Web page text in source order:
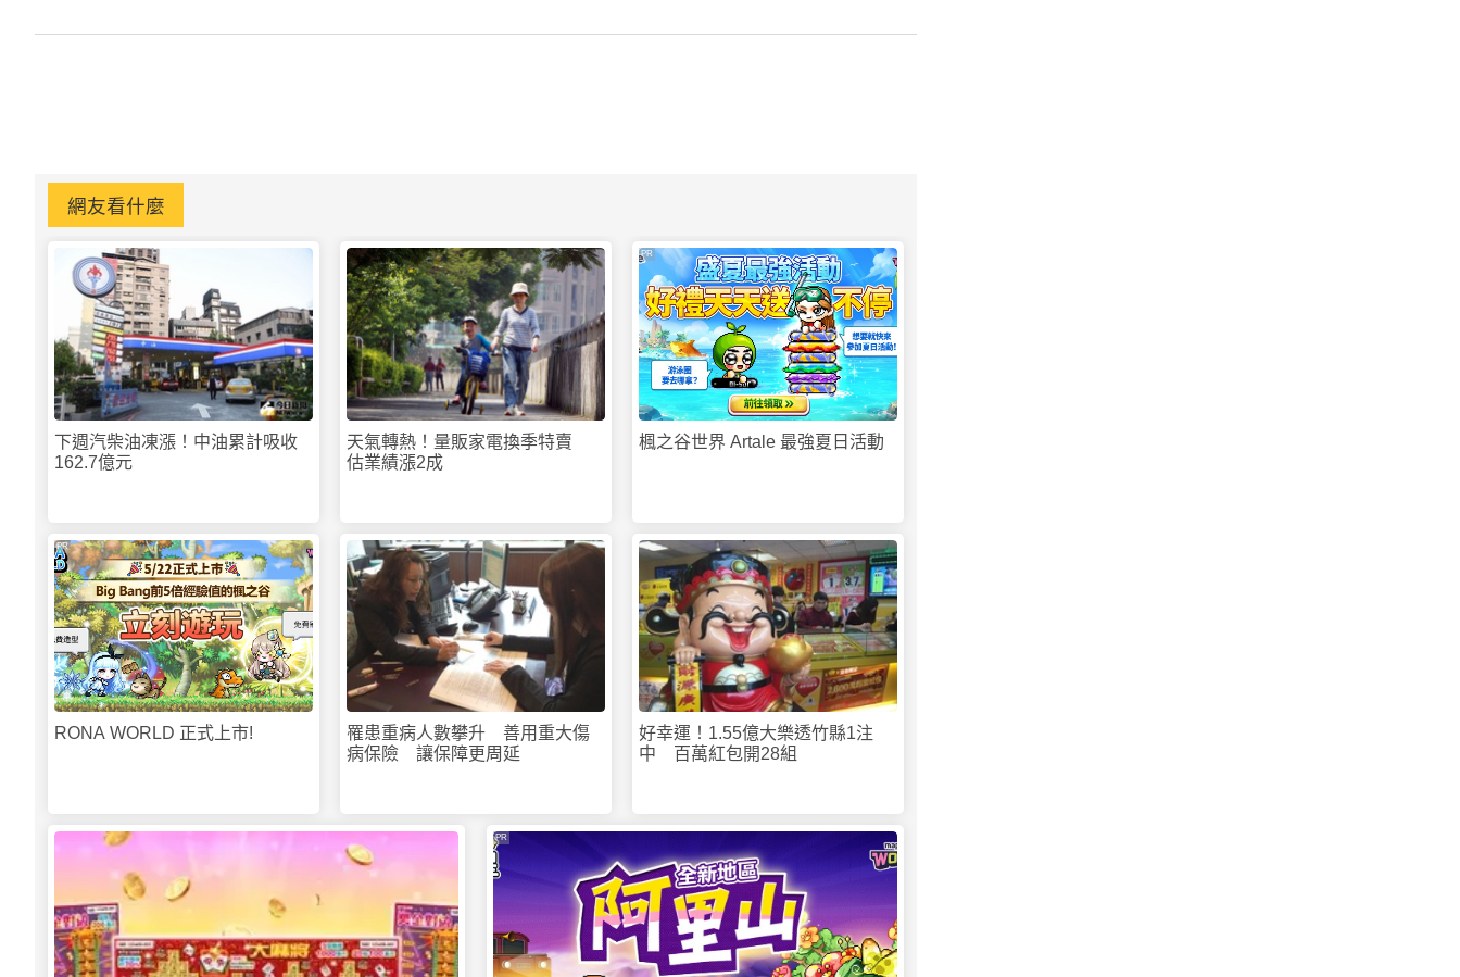
網友看什麼
下週汽柴油凍漲！中油累計吸收
162.7億元
天氣轉熱！量販家電換季特賣
估業績漲2成
楓之谷世界 Artale 最強夏日活動
PR
RONA WORLD 正式上市!
PR
罹患重病人數攀升 善用重大傷
病保險 讓保障更周延
好幸運！1.55億大樂透竹縣1注
中 百萬紅包開28組
PR